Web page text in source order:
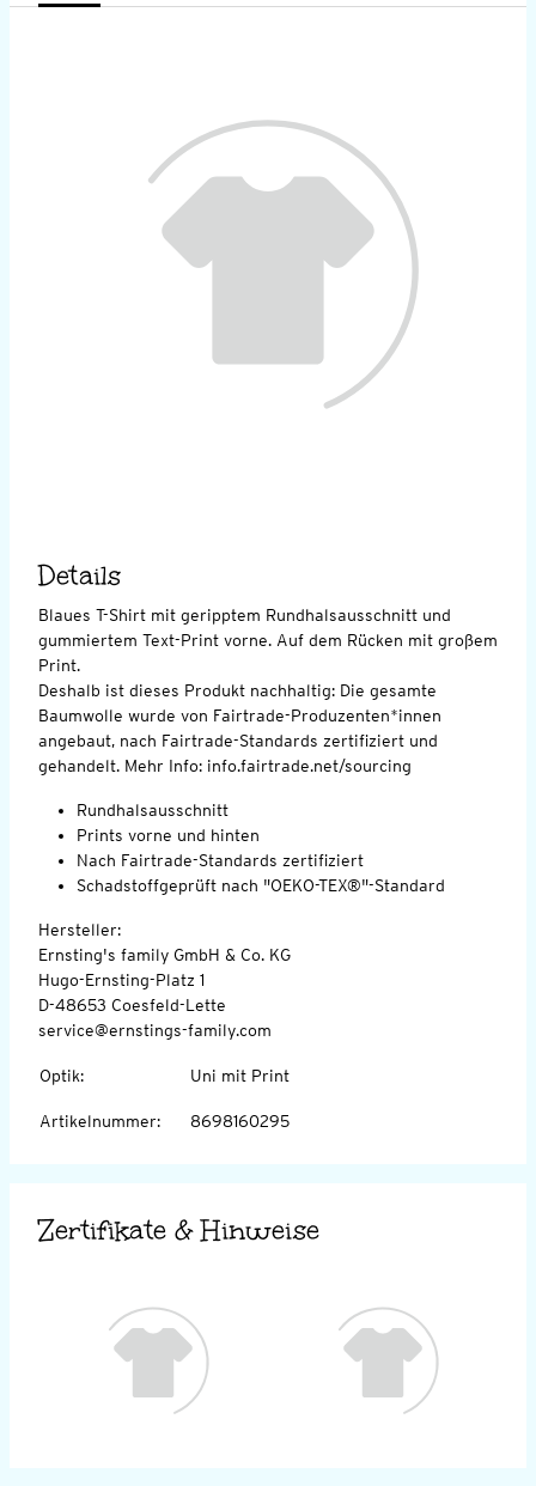
Details
Blaues T-Shirt mit geripptem Rundhalsausschnitt und
gummiertem Text-Print vorne. Auf dem Rücken mit großem
Print.
Deshalb ist dieses Produkt nachhaltig: Die gesamte
Baumwolle wurde von Fairtrade-Produzenten*innen
angebaut, nach Fairtrade-Standards zertifiziert und
gehandelt. Mehr Info: info.fairtrade.net/sourcing
Rundhalsausschnitt
Prints vorne und hinten
Nach Fairtrade-Standards zertifiziert
Schadstoffgeprüft nach "OEKO-TEX®"-Standard
Hersteller:
Ernsting's family GmbH & Co. KG
Hugo-Ernsting-Platz 1
D-48653 Coesfeld-Lette
service@ernstings-family.com
Optik: Uni mit Print
Artikelnummer: 8698160295
Zertifikate & Hinweise